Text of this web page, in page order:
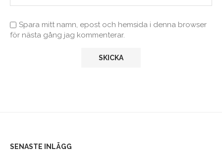
Spara mitt namn, epost och hemsida i denna browser
för nästa gång jag kommenterar.
SENASTE INLÄGG